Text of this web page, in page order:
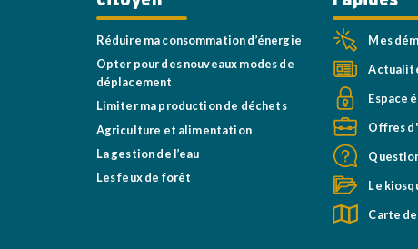
Réduire ma consommation d’énergie
Opter pour des nouveaux modes de
déplacement
Limiter ma production de déchets
Agriculture et alimentation
La gestion de l’eau
Les feux de forêt
Mes
Espace
Offres
Le
Carte